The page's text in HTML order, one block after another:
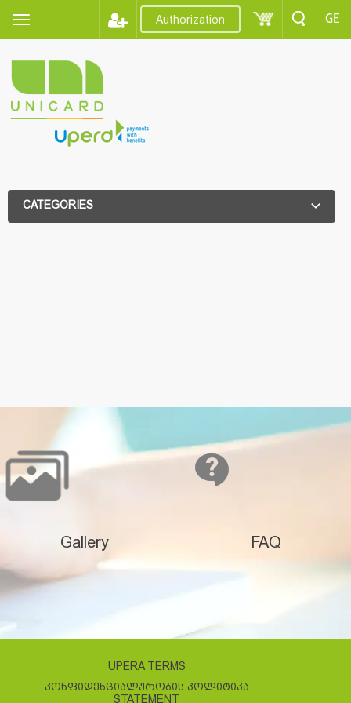
Authorization GE
CATEGORIES
Gallery FAQ
UPERA TERMS
ᲙᲝᲜᲤᲘᲓᲔᲜᲪᲘᲐᲚᲣᲠᲝᲑᲘᲡ ᲞᲝᲚᲘᲢᲘᲙᲐ
STATEMENT